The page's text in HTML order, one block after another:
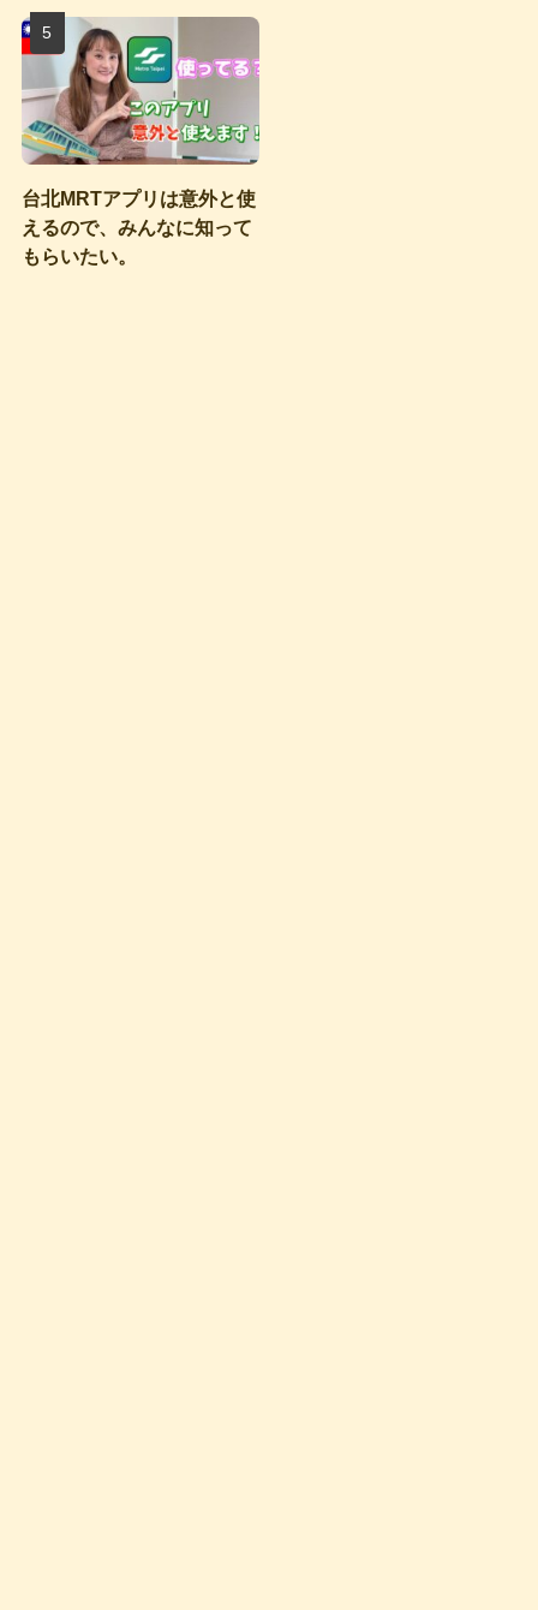
台北MRTアプリは意外と使
えるので、みんなに知って
もらいたい。